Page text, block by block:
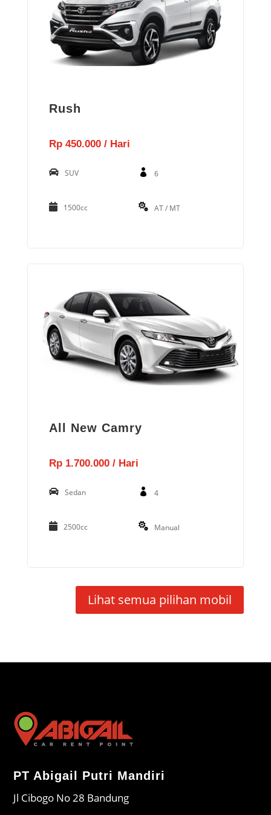
Rush
Rp 450.000 / Hari
SUV 6
1500cc AT / MT
All New Camry
Rp 1.700.000 / Hari
Sedan 4
2500cc Manual
Lihat semua pilihan mobil
PT Abigail Putri Mandiri
Jl Cibogo No 28 Bandung